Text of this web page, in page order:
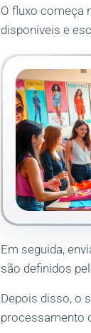
O fluxo começa
disponíveis e
Em seguida,
são definidos
Depois disso, o
processamento